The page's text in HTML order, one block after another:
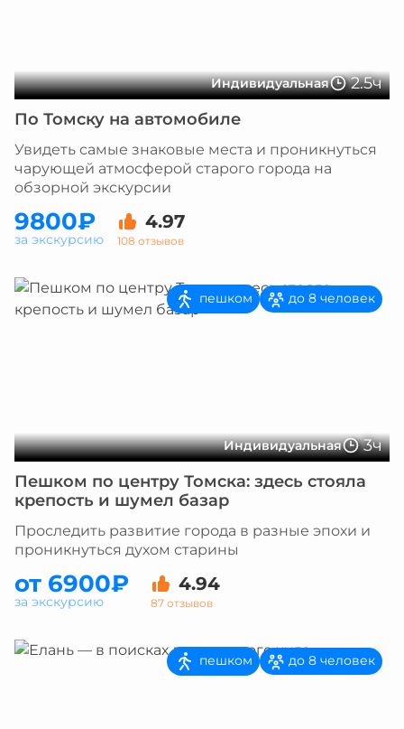
Индивидуальная 2.5ч
По Томску на автомобиле
Увидеть самые знаковые места и проникнуться
чарующей атмосферой старого города на
обзорной экскурсии
9800₽ 4.97
108 отзывов
за экскурсию
Индивидуальная 3ч
пешком до 8 человек
Пешком по центру Томска: здесь стояла
крепость и шумел базар
Проследить развитие города в разные эпохи и
проникнуться духом старины
от 6900₽ 4.94
87 отзывов
за экскурсию
пешком до 8 человек